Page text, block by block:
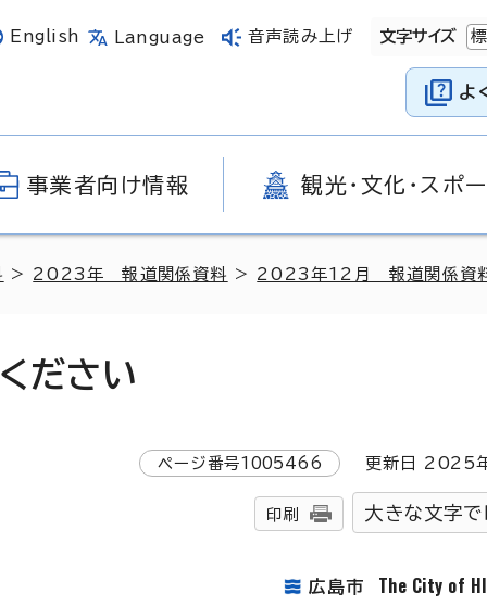
English Language 音声読み上げ 文字サイズ
よ
事業者向け情報 観光・文化・スポ
> 2023年 報道関係資料 > 2023年12月 報道関係資
ださい
ページ番号1005466 更新日 2025
印刷 大きな文字で
広島市 The City of